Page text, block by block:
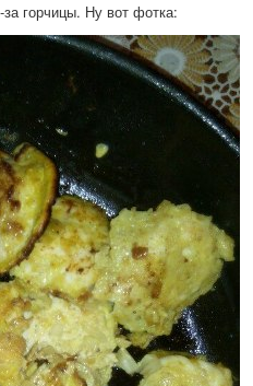
горчицы. Ну вот фотка: